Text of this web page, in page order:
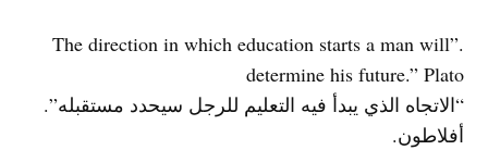
.”The direction in which education starts a man will
determine his future.” Plato
“الاتجاه الذي يبدأ فيه التعليم للرجل سيحدد مستقبله”.
أفلاطون.